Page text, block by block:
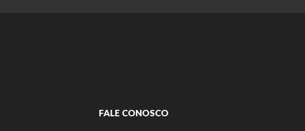
FALE CONOSCO